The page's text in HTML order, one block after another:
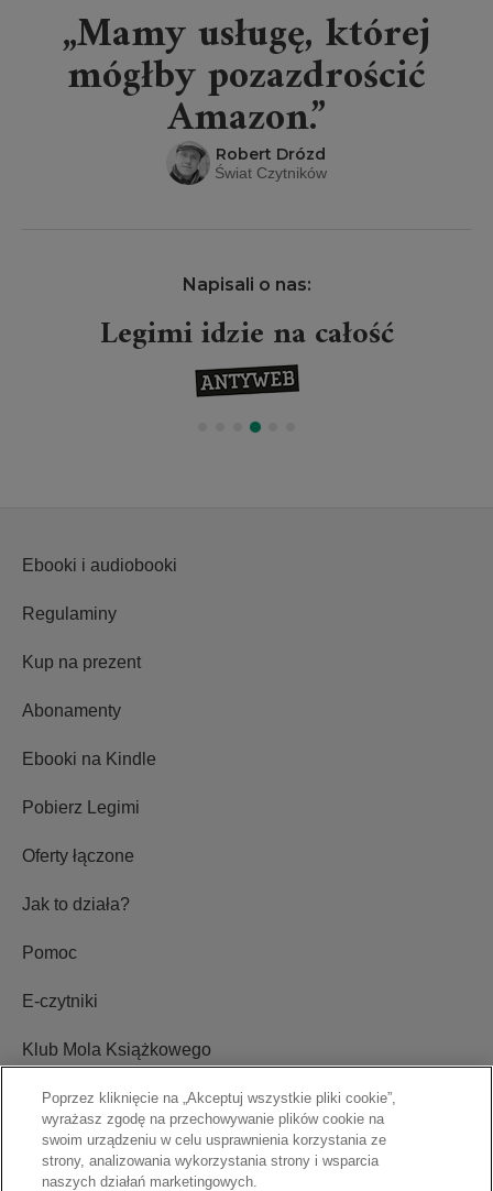
„Mamy usługę, której
mógłby pozazdrościć
Amazon.”
Robert Drózd
Świat Czytników
Napisali o nas:
Legimi idzie na całość
Ebooki i audiobooki
Regulaminy
Kup na prezent
Abonamenty
Ebooki na Kindle
Pobierz Legimi
Oferty łączone
Jak to działa?
Pomoc
E-czytniki
Klub Mola Książkowego
Ustawienia plików cookie
Blog
Poprzez kliknięcie na „Akceptuj wszystkie pliki cookie”,
wyrażasz zgodę na przechowywanie plików cookie na
swoim urządzeniu w celu usprawnienia korzystania ze
strony, analizowania wykorzystania strony i wsparcia
naszych działań marketingowych.